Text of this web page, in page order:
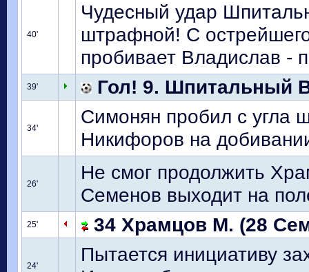
40'
Чудесный удар
штрафной! С
пробивает Владислав -
39' Гол! 9. Шпитальный
34'
Симонян пробил с угла
Никифоров на
26'
Не смог продолжить
Семенов выходит на
25' 34 Храмцов М. (28
24'
Пытается инициативу